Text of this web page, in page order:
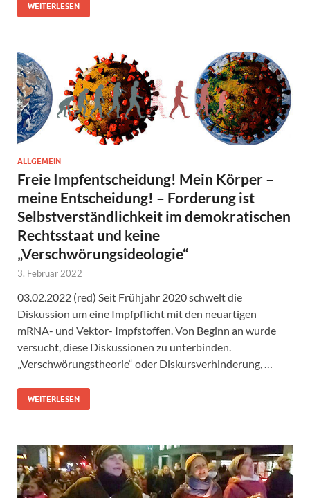
WEITERLESEN
ALLGEMEIN
Freie Impfentscheidung! Mein Körper –
meine Entscheidung! – Forderung ist
Selbstverständlichkeit im demokratischen
Rechtsstaat und keine
„Verschwörungsideologie“
3. Februar 2022
03.02.2022 (red) Seit Frühjahr 2020 schwelt die
Diskussion um eine Impfpflicht mit den neuartigen
mRNA- und Vektor- Impfstoffen. Von Beginn an wurde
versucht, diese Diskussionen zu unterbinden.
„Verschwörungstheorie“ oder Diskursverhinderung, …
WEITERLESEN